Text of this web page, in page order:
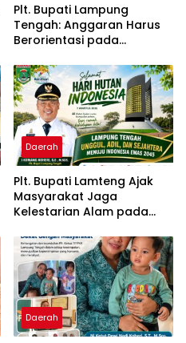
Plt. Bupati Lampung
Tengah: Anggaran Harus
Berorientasi pada
Daerah
Plt. Bupati Lamteng Ajak
Masyarakat Jaga
Kelestarian Alam pada
Indonesia 2026
Daerah